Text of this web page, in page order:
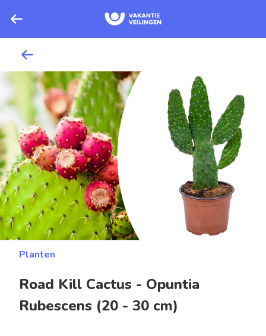
Planten
Road Kill Cactus - Opuntia
Rubescens (20 - 30 cm)